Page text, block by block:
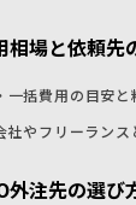
相場と依頼先
一括費用の目安
社やフリーランス
外注先の選び